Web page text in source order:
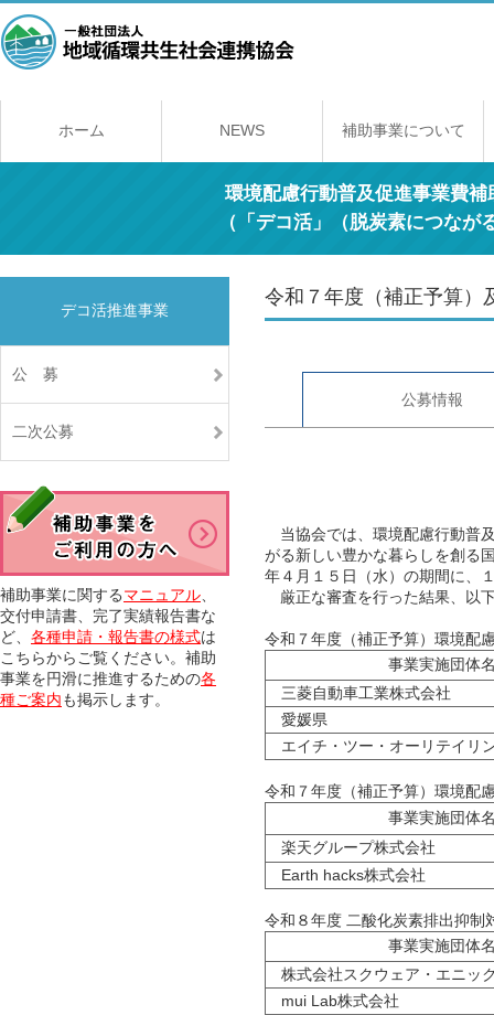
ホーム NEWS 補助事業について
補助事業のしくみ
年間スケジュール
補助事業一覧
交付規程
経理契約に関する
事業報告書の提出
取得財産の取り扱
環境配慮行動普及促進事業費
（「デコ活」（脱炭素につな
令和７年度（補正予算）
公募情報
当協会では、環境配慮行動普
がる新しい豊かな暮らしを創る
年４月１５日（水）の期間に、
厳正な審査を行った結果、以
令和７年度（補正予算）環境配
事業実施団体
三菱自動車工業株式会社
愛媛県
エイチ・ツー・オーリテイリ
令和７年度（補正予算）環境配
事業実施団体
楽天グループ株式会社
Earth hacks株式会社
令和８年度 二酸化炭素排出抑制
事業実施団体
株式会社スクウェア・エニッ
mui Lab株式会社
デコ活推進事業
公 募
二次公募
補助事業に関するマニュアル
交付申請書、完了実績報告書な
ど、 各種申請・報告書の様式は
こちらからご覧ください。補助
事業を円滑に推進するための各
種ご案内も掲示します。